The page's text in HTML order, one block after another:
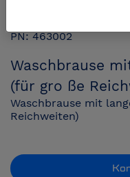
PN: 463002
Waschbrause
(für gro ße
Waschbrause mit
Reichweiten)